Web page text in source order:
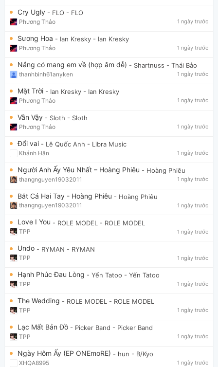
Cry Ugly - FLO - FLO
Phương Thảo 1 ngày trước
Sương Hoa - Ian Kresky - Ian Kresky
Phương Thảo 1 ngày trước
Nắng có mang em về (hợp âm dễ) - Shartnuss - Thái Bảo
thanhbinh61anyken 1 ngày trước
Mặt Trời - Ian Kresky - Ian Kresky
Phương Thảo 1 ngày trước
Vẫn Vậy - Sloth - Sloth
Phương Thảo 1 ngày trước
Đổi vai - Lê Quốc Anh - Libra Music
Khánh Hân 1 ngày trước
Người Anh Ấy Yêu Nhất – Hoàng Phiêu - Hoàng Phiêu
thangnguyen19032011 1 ngày trước
Bắt Cá Hai Tay - Hoàng Phiêu - Hoàng Phiêu
thangnguyen19032011 1 ngày trước
Love I You - ROLE MODEL - ROLE MODEL
TPP 1 ngày trước
Undo - RYMAN - RYMAN
TPP 1 ngày trước
Hạnh Phúc Đau Lòng - Yến Tatoo - Yến Tatoo
TPP 1 ngày trước
The Wedding - ROLE MODEL - ROLE MODEL
TPP 1 ngày trước
Lạc Mất Bản Đồ - Picker Band - Picker Band
TPP 1 ngày trước
Ngày Hôm Ấy (EP ONEmoRE) - hun - B/Kyo
XHQA8995 1 ngày trước